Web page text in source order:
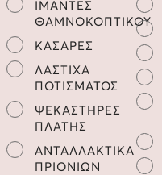
ΙΜΑΝΤΕΣ
ΘΑΜΝΟΚΟΠΤΙΚΟΥ
ΚΑΣΑΡΕΣ
ΛΑΣΤΙΧΑ
ΠΟΤΙΣΜΑΤΟΣ
ΨΕΚΑΣΤΗΡΕΣ
ΠΛΑΤΗΣ
ΑΝΤΑΛΛΑΚΤΙΚΑ
ΠΡΙΟΝΙΩΝ